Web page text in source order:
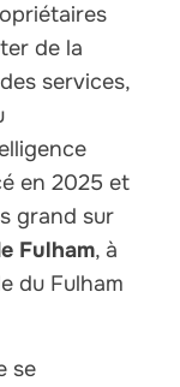
de la
services,
en 2025 et
grand sur
Fulham, à
du Fulham
se